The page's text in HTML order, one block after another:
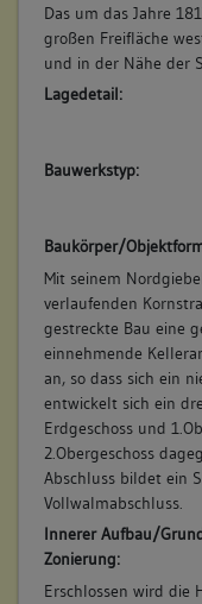
Das um das Jahre
großen Freifläche
und in der Nähe der
Lagedetail:
Bauwerkstyp:
Baukörper/
Mit seinem
verlaufenden
gestreckte Bau eine
einnehmende
an, so dass sich ein
entwickelt sich ein
Erdgeschoss und
2.Obergeschoss
Abschluss bildet ein
Vollwalmabschluss.
Innerer Aufbau/
Zonierung:
Erschlossen wird die